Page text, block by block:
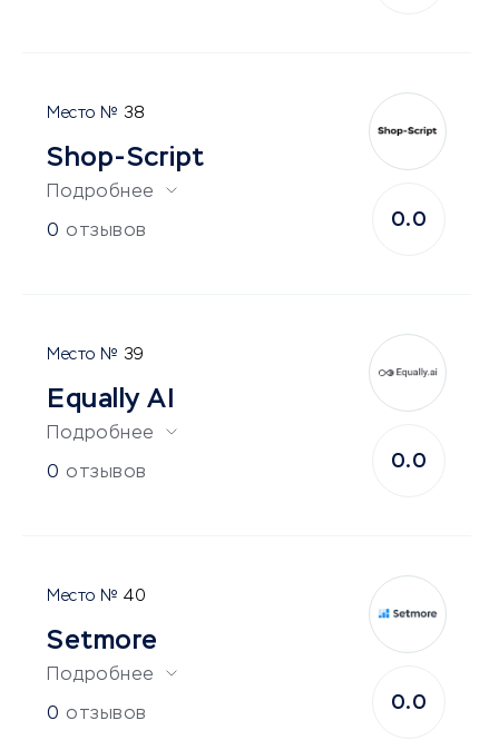
38
Shop-Script
Подробнее
0 отзывов
0.0
39
Equally AI
Подробнее
0 отзывов
0.0
40
Setmore
Подробнее
0 отзывов
0.0